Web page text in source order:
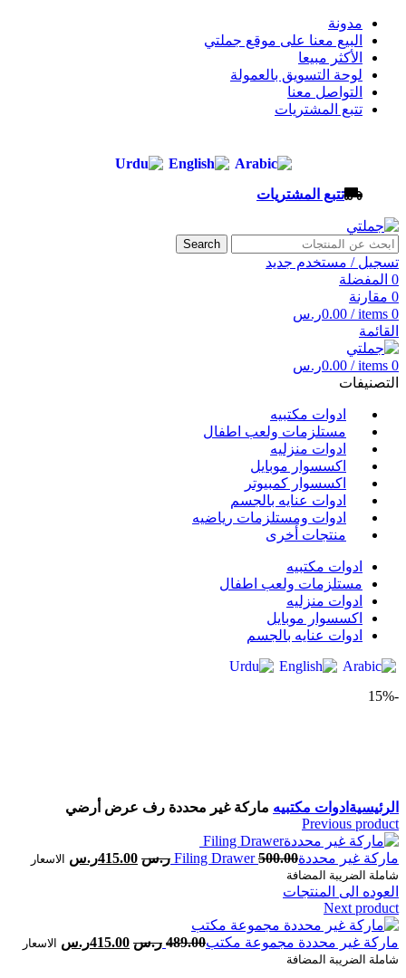
مدونة
البيع معنا على موقع جملتي
الأكثر مبيعا
لوحة التسويق بالعمولة
التواصل معنا
تتبع المشتريات
تتبع المشتريات
Search
تسجيل / مستخدم جديد
0 المفضلة
0 مقارنة
0
items
/
0.00ر.س
القائمة
0
items
/
0.00ر.س
التصنيفات
ادوات مكتبيه
مستلزمات ولعب اطفال
ادوات منزليه
اكسسوار موبايل
اكسسوار كمبيوتر
ادوات عنايه بالجسم
ادوات ومستلزمات رياضيه
منتجات أخرى
ادوات مكتبيه
مستلزمات ولعب اطفال
ادوات منزليه
اكسسوار موبايل
ادوات عنايه بالجسم
-15%
الرئيسية ادوات مكتبيه
Previous product
500.00 ر.س 415.00ر.س الاسعار
شاملة الضريبة المضافة
العوده الى المنتجات
Next product
489.00 ر.س 415.00ر.س الاسعار
شاملة الضريبة المضافة